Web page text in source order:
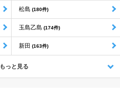
松島 (180件)
玉島乙島 (174件)
新田 (163件)
もっと見る